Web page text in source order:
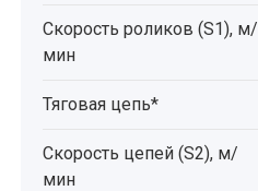
Скорость роликов (S1), м/
мин
Тяговая цепь*
Скорость цепей (S2), м/
мин